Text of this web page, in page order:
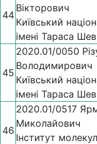
44
Вікторович
Київський
імені Тараса
45
2020.01/0050
Володимирович
Київський
імені Тараса
46
2020.01/0517
Миколайович
Інститут